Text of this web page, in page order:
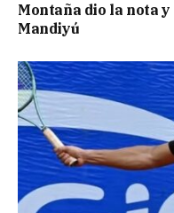
Montaña dio la nota
Mandiyú